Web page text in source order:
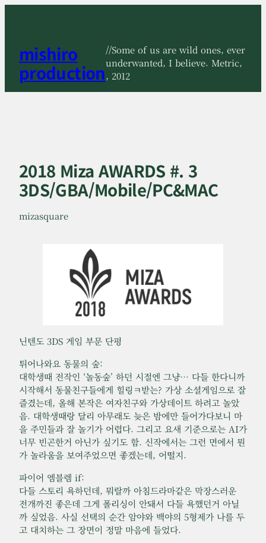
mishiro
production
//Some of us are wild ones, ever
underwanted, I believe. Metric,
, 2012
2018 Miza AWARDS #. 3
3DS/GBA/Mobile/PC&MAC
mizasquare
닌텐도 3DS 게임 부문 단평
튀어나와요 동물의 숲:
대학생때 전작인 ‘놀동숲’ 하던 시절엔 그냥… 다들 한다니까
시작해서 동물친구들에게 힐링ㅋ받는? 가상 소셜게임으로 잘
즐겼는데, 올해 본작은 여자친구와 가상데이트 하려고 놀았
음. 대학생때랑 달리 아무래도 늦은 밤에만 들어가다보니 마
을 주민들과 잘 놀기가 어렵다. 그리고 요새 기준으로는 AI가
너무 빈곤한거 아닌가 싶기도 함. 신작에서는 그런 면에서 뭔
가 놀라움을 보여주었으면 좋겠는데, 어떨지.
파이어 엠블렘 if:
다들 스토리 욕하던데, 뭐랄까 아침드라마같은 막장스러운
전개까진 좋은데 그게 폴리싱이 안돼서 다들 욕했던거 아닐
까 싶었음. 사실 선택의 순간 암야와 백야의 5형제가 나를 두
고 대치하는 그 장면이 정말 마음에 들었다.